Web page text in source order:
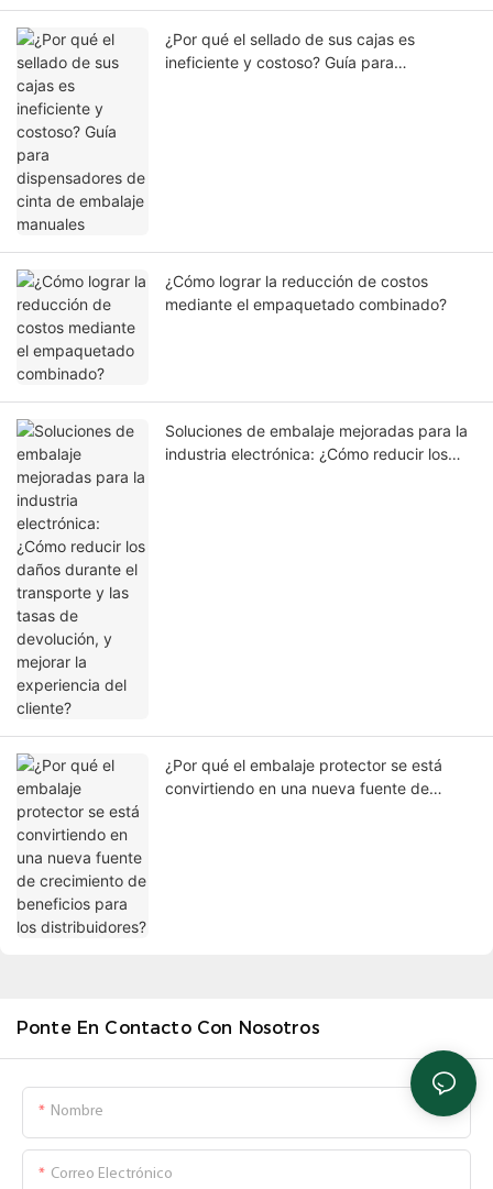
¿Por qué el sellado de sus cajas es
ineficiente y costoso? Guía para
¿Cómo lograr la reducción de costos
mediante el empaquetado combinado?
Soluciones de embalaje mejoradas para la
industria electrónica: ¿Cómo reducir los
¿Por qué el embalaje protector se está
convirtiendo en una nueva fuente de
Ponte En Contacto Con Nosotros
Nombre
Correo Electrónico